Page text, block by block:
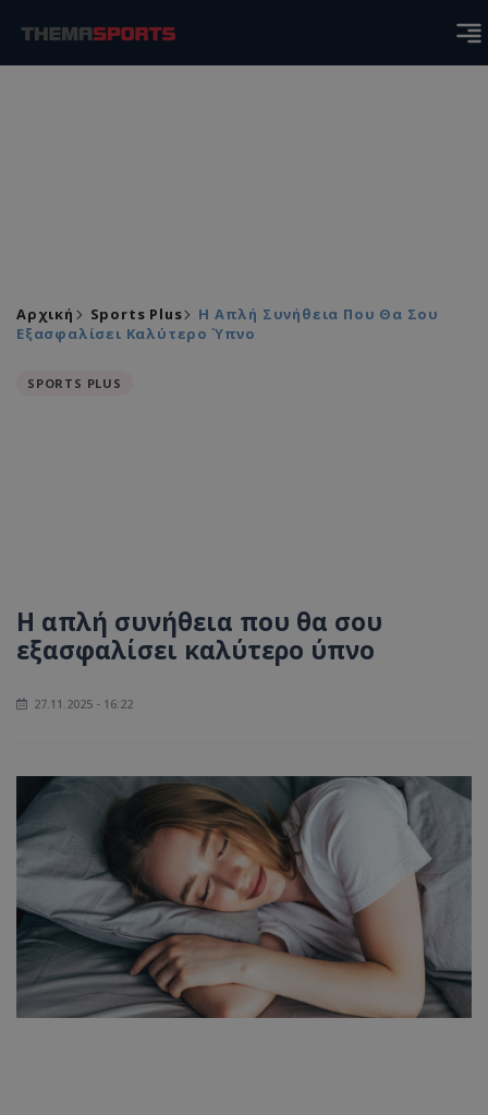
Αρχική Sports Plus
Η Απλή Συνήθεια Που Θα Σου
Εξασφαλίσει Καλύτερο Ύπνο
SPORTS PLUS
Η απλή συνήθεια που θα σου
εξασφαλίσει καλύτερο ύπνο
27.11.2025 - 16:22